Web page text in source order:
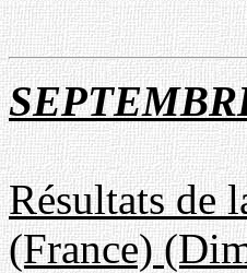
Résultats de
(France)